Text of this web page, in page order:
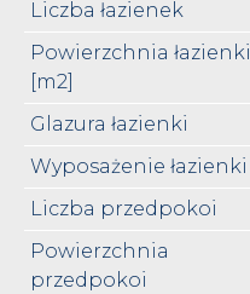
Liczba łazienek
Powierzchnia łazienki
[m2]
Glazura łazienki
Wyposażenie łazienki
Liczba przedpokoi
Powierzchnia
przedpokoi